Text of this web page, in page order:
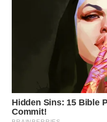
WN